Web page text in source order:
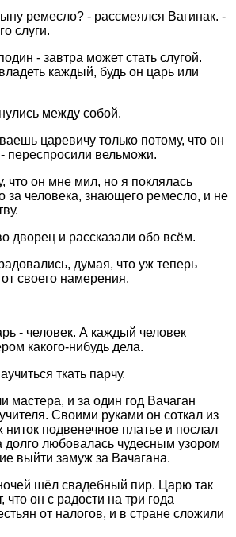
ремесло? - рассмеялся Вагинак. -
слуги.
- завтра может стать слугой.
каждый, будь он царь или
между собой.
царевичу только потому, что он
переспросили вельможи.
что он мне мил, но я поклялась
за человека, знающего ремесло, и не
дворец и рассказали обо всём.
думая, что уж теперь
своего намерения.
- человек. А каждый человек
какого-нибудь дела.
ткать парчу.
мастера, и за один год Вачаган
Своими руками он соткал из
подвенечное платье и послал
долго любовалась чудесным узором
выйти замуж за Вачагана.
шёл свадебный пир. Царю так
что он с радости на три года
от налогов, и в стране сложили